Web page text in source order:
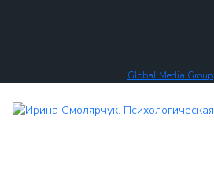
Global Media Group